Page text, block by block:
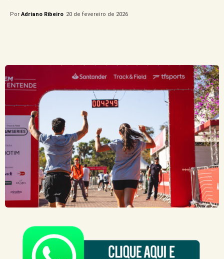
Por Adriano Ribeiro 20 de fevereiro de 2026